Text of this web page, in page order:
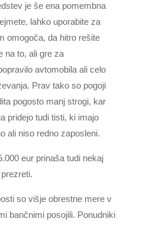
je še ena pomembna
lahko uporabite za
omogoča, da hitro rešite
na to, ali gre za
avtomobila ali celo
Prav tako so pogoji
pogosto manj strogi, kar
pridejo tudi tisti, ki imajo
ali niso redno zaposleni.
eur prinaša tudi nekaj
so višje obrestne mere v
bančnimi posojili. Ponudniki